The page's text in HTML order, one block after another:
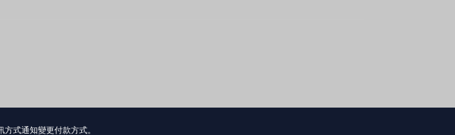
式通知變更付款方式。